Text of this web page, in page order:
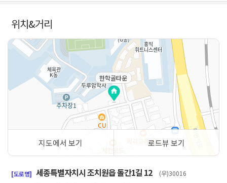
위치&거리
한학골타운
지도에서 보기 로드뷰 보기
[도로명] 세종특별자치시 조치원읍 돌간1길 12 (우)30016